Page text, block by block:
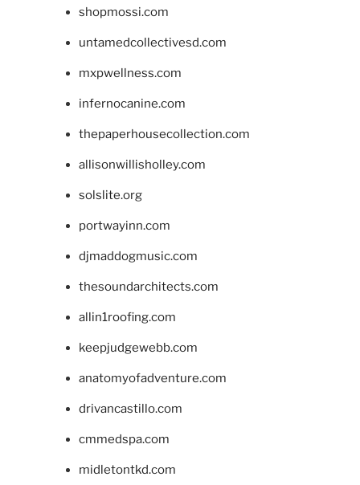
shopmossi.com
untamedcollectivesd.com
mxpwellness.com
infernocanine.com
thepaperhousecollection.com
allisonwillisholley.com
solslite.org
portwayinn.com
djmaddogmusic.com
thesoundarchitects.com
allin1roofing.com
keepjudgewebb.com
anatomyofadventure.com
drivancastillo.com
cmmedspa.com
midletontkd.com